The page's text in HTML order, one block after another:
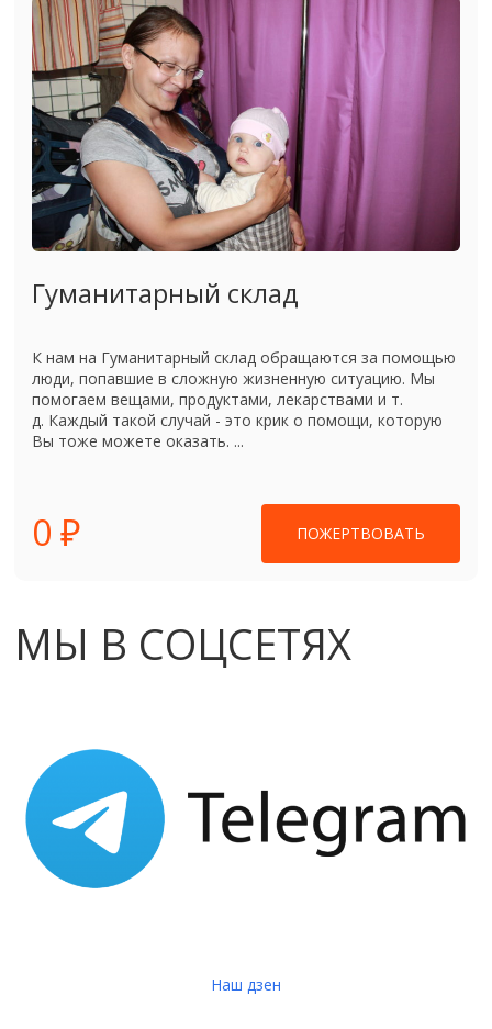
Гуманитарный склад
К нам на Гуманитарный склад обращаются за помощью
люди, попавшие в сложную жизненную ситуацию. Мы
помогаем вещами, продуктами, лекарствами и т.
д. Каждый такой случай - это крик о помощи, которую
Вы тоже можете оказать. ...
0 ₽ ПОЖЕРТВОВАТЬ
МЫ В СОЦСЕТЯХ
Наш дзен